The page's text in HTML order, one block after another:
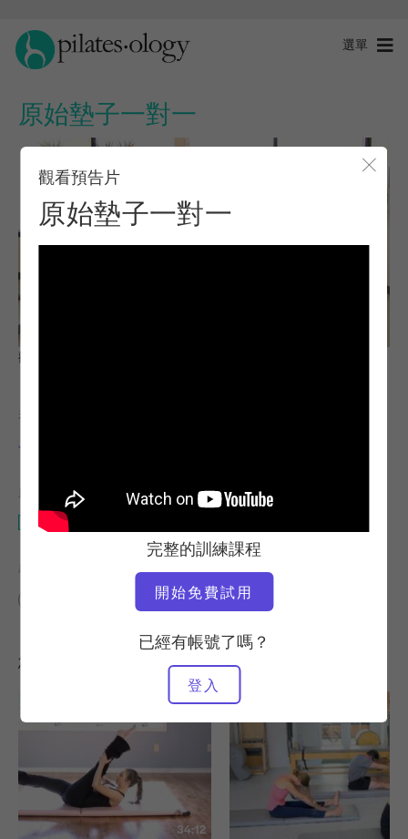
選單
原始墊子一對一
關
觀看預告片
原始墊子一對一
完整的訓練課程
開始免費試用
已經有帳號了嗎？
登入
觀察與學習
老師
Jay Grimes
所需設備
馬特
尋找類似的課程
您可能也會喜歡的其他訓練課程
34:12